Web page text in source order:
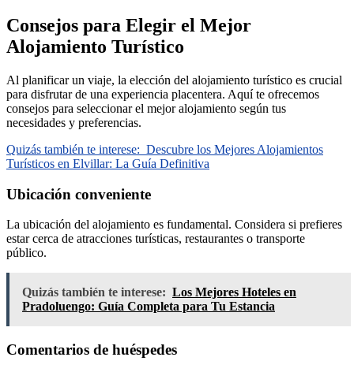
Consejos para Elegir el Mejor
Alojamiento Turístico
Al planificar un viaje, la elección del alojamiento turístico es crucial
para disfrutar de una experiencia placentera. Aquí te ofrecemos
consejos para seleccionar el mejor alojamiento según tus
necesidades y preferencias.
Quizás también te interese: Descubre los Mejores Alojamientos
Turísticos en Elvillar: La Guía Definitiva
Ubicación conveniente
La ubicación del alojamiento es fundamental. Considera si prefieres
estar cerca de atracciones turísticas, restaurantes o transporte
público.
Quizás también te interese: Los Mejores Hoteles en
Pradoluengo: Guía Completa para Tu Estancia
Comentarios de huéspedes